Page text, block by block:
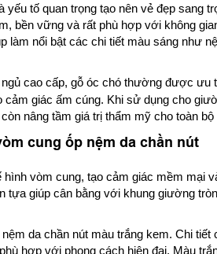
yếu tố quan trọng tạo nên vẻ đẹp sang
bền vững và rất phù hợp với không
làm nổi bật các chi tiết màu sáng như
ngủ cao cấp, gỗ óc chó thường được ưu
cảm giác ấm cúng. Khi sử dụng cho
nâng tầm giá trị thẩm mỹ cho toàn bộ
cung ốp nệm da chần nút
vòm cung, tạo cảm giác mềm mại
tựa giúp cân bằng với khung giường
da chần nút màu trắng kem. Chi tiết
hợp với phong cách hiện đại. Màu